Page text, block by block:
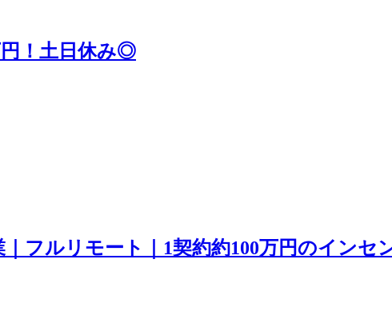
円！土日休み◎
フルリモート｜1契約約100万円のインセ